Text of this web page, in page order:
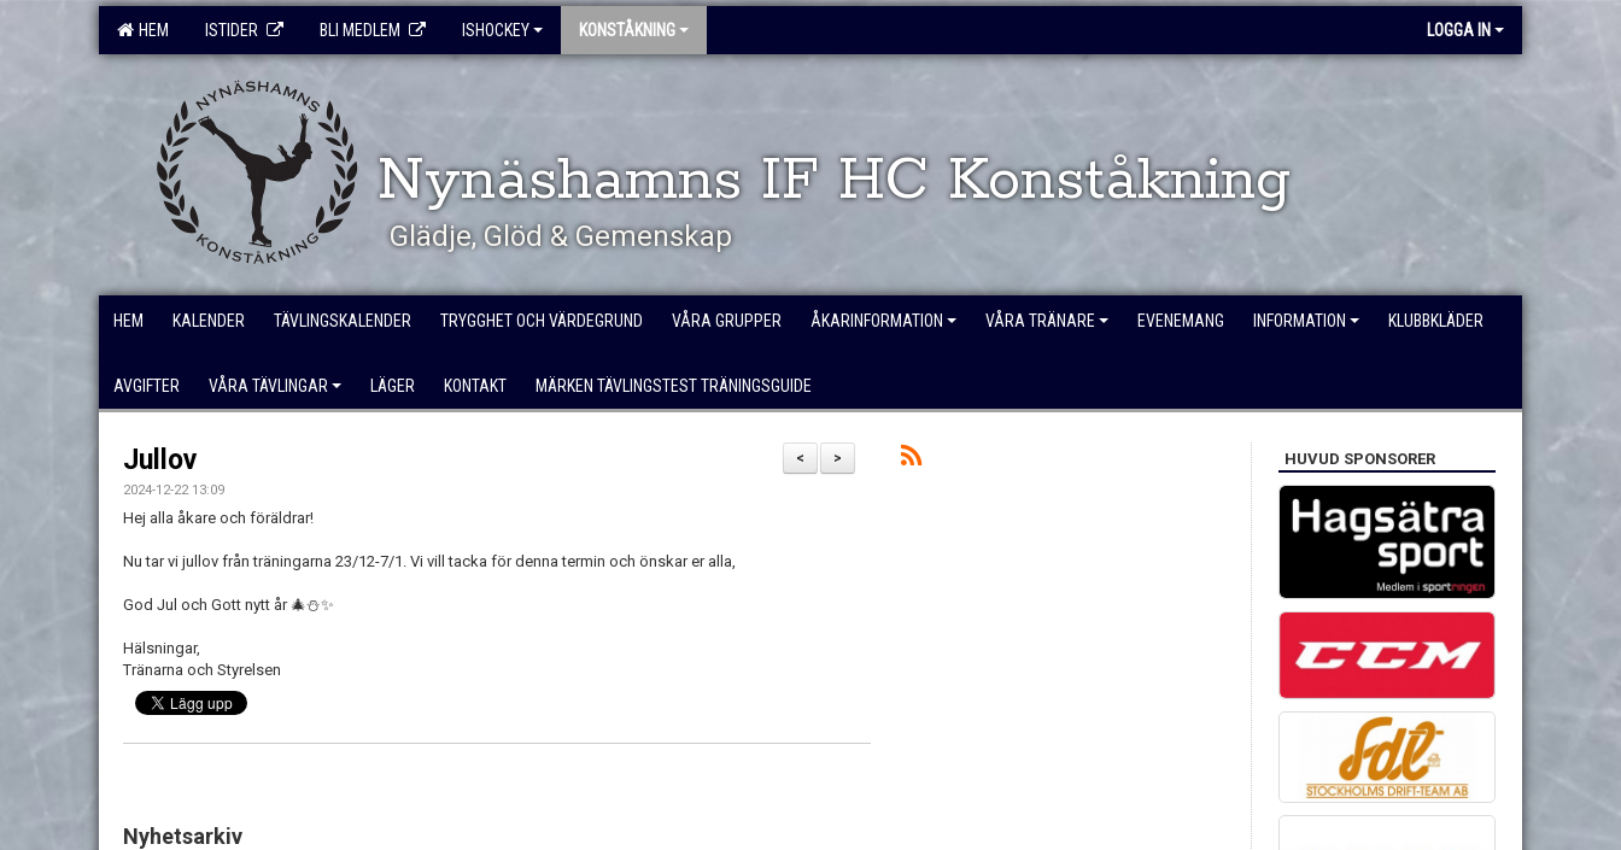
HEM ISTIDER BLI MEDLEM ISHOCKEY KONSTÅKNING LOGGA IN
Nynäshamns IF HC Konståkning
Glädje, Glöd & Gemenskap
HEM KALENDER TÄVLINGSKALENDER TRYGGHET OCH VÄRDEGRUND VÅRA GRUPPER ÅKARINFORMATION VÅRA TRÄNARE EVENEMANG INFORMATION KLUBBKLÄDER
AVGIFTER VÅRA TÄVLINGAR LÄGER KONTAKT MÄRKEN TÄVLINGSTEST TRÄNINGSGUIDE
>
<
Jullov
2024-12-22 13:09
Hej alla åkare och föräldrar!
Nu tar vi jullov från träningarna 23/12-7/1. Vi vill tacka för denna termin och önskar er alla,
God Jul och Gott nytt år 🎄⛄️✨
Hälsningar,
Tränarna och Styrelsen
Nyhetsarkiv
HUVUD SPONSORER